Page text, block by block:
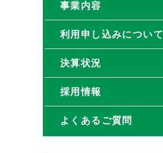
事業内容
利用申し込みについて
決算状況
採用情報
よくあるご質問